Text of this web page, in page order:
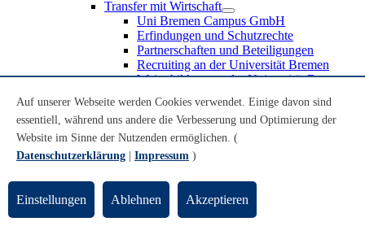
Transfer mit Wirtschaft
Uni Bremen Campus GmbH
Erfindungen und Schutzrechte
Partnerschaften und Beteiligungen
Recruiting an der Universität Bremen
Weiterbildung an der Universität Bremen
Schülerinnen und Schüler
MINT-Schnupperstudium
Schulklassen
Lehrkräfte
UniTransfer - Servicestelle für Transferaktivitäten
Transfermagazin der Universität Bremen
Auf unserer Webseite werden Cookies verwendet. Einige davon sind
essentiell, während uns andere die Verbesserung und Optimierung der
Website im Sinne der Nutzenden ermöglichen. (
Datenschutzerklärung
Impressum )
Einstellungen Ablehnen Akzeptieren